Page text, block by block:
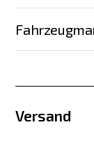
Versand